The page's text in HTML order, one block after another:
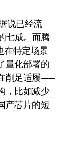
说已经流
七成。而腾
在特定场景
量化部署的
削足适履——
，比如减少
产芯片的短